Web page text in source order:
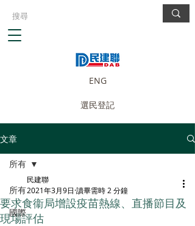
ENG
選民登記
文章
所有
國際
所有
要求食衞局增設疫苗熱線、直播節目及
現場評估
民建聯
2021年3月9日 讀畢需時 2 分鐘